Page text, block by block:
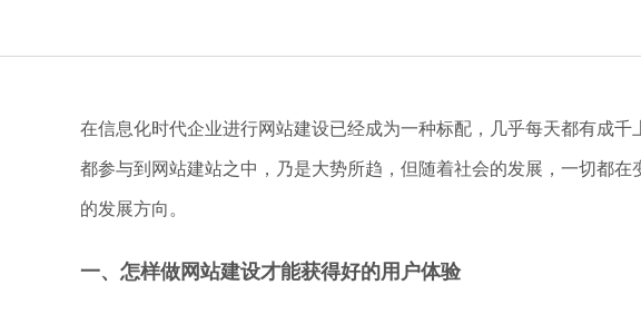
在信息化时代企业进行网站建设已经成为一种标配，几乎每天都有成
都参与到网站建站之中，乃是大势所趋，但随着社会的发展，一切都
的发展方向。
一、怎样做网站建设才能获得好的用户体验